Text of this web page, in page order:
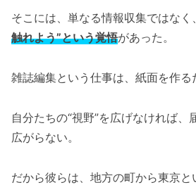
そこには、単なる情報収集ではなく、
触れよう”という覚悟があった。
雑誌編集という仕事は、紙面を作る
自分たちの“視野”を広げなければ、
広がらない。
だから彼らは、地方の町から東京と